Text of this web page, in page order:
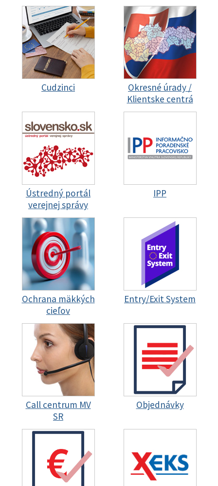
Cudzinci
Okresné úrady /
Klientske centrá
Ústredný portál
verejnej správy
IPP
Ochrana mäkkých
cieľov
Entry/Exit System
Call centrum MV
SR
Objednávky